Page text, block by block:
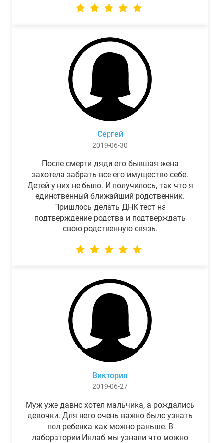
Сергей
2019-06-30
После смерти дяди его бывшая жена
захотела забрать все его имущество себе.
Детей у них не было. И получилось, так что я
единственный ближайший родственник.
Пришлось делать ДНК тест на
подтверждение родства и подтверждать
свою родственную связь.
Виктория
2019-06-27
Муж уже давно хотел мальчика, а рождались
девочки. Для него очень важно было узнать
пол ребенка как можно раньше. В
лаборатории Инлаб мы узнали что можно